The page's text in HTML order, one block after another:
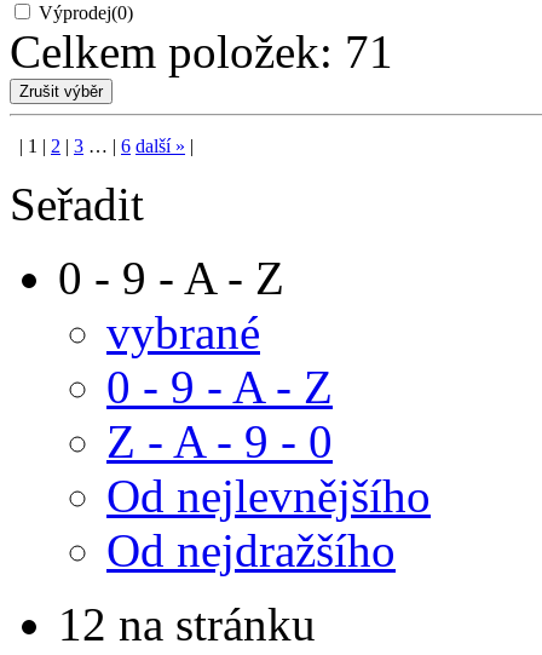
Výprodej(0)
Celkem položek: 71
| 1 | 2 | 3 … | 6 další» |
Seřadit
0 - 9 - A - Z
vybrané
0 - 9 - A - Z
Z - A - 9 - 0
Od nejlevnějšího
Od nejdražšího
12 na stránku